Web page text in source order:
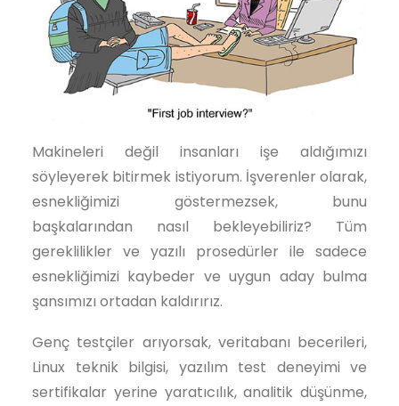
Makineleri değil insanları işe aldığımızı
söyleyerek bitirmek istiyorum. İşverenler olarak,
esnekliğimizi göstermezsek, bunu
başkalarından nasıl bekleyebiliriz? Tüm
gereklilikler ve yazılı prosedürler ile sadece
esnekliğimizi kaybeder ve uygun aday bulma
şansımızı ortadan kaldırırız.
Genç testçiler arıyorsak, veritabanı becerileri,
Linux teknik bilgisi, yazılım test deneyimi ve
sertifikalar yerine yaratıcılık, analitik düşünme,